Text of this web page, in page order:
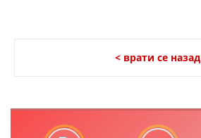
ЗА НАС
< врати се назад